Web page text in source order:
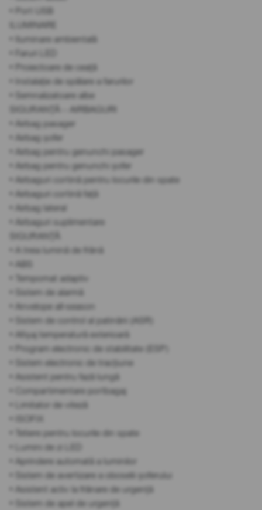
• Port USB
ILUMINARE
• Iluminare ambientală
• Faruri LED
• Proiectoare de ceață
• Instalație de spălare a farurilor
• Semnalizatoare albe
SIGURANȚĂ – AIRBAGURI
• Airbag pasager
• Airbag șofer
• Airbag pentru genunchi pasager
• Airbag pentru genunchi șofer
• Airbaguri cortină pentru locurile din spate
• Airbaguri cortină față
• Airbag lateral
• Airbaguri suplimentare
SIGURANȚĂ
• A treia lumină de frână
• ABS
• Tempomat adaptiv
• Sistem de alarmă
• Anvelope all-season
• Sistem de control al patinării (ASR)
• Afișaj temperatură exterioară
• Program electronic de stabilitate (ESP)
• Sistem electronic de tracțiune
• Asistent pentru fază lungă
• Compartimentare portbagaj
• Limitator de viteză
• Tetiere pentru locurile din spate
• Lumini de zi LED
• Aprindere automată a luminilor
• Sistem de avertizare a oboselii șoferului
• Asistent activ la frânare de urgență
• Sistem de apel de urgență